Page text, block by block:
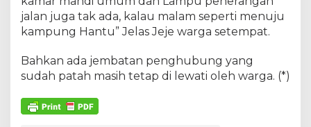
jalan juga tak ada, kalau malam seperti menuju
kampung Hantu” Jelas Jeje warga setempat.
Bahkan ada jembatan penghubung yang
sudah patah masih tetap di lewati oleh warga. (*)